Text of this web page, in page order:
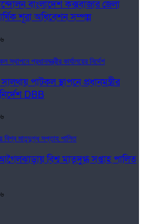
বাংলাদেশ কক্সবাজার জেলা
শূরা অধিবেশন সম্পন্ন
পাটকল স্থাপনে প্রধানমন্ত্রীর
DBB
বিশ্ব মাতৃদুগ্ধ সপ্তাহ পালিত